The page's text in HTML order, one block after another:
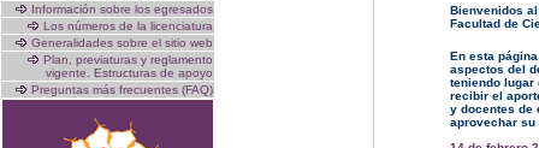
Información sobre los egresados
Los números de la licenciatura
Generalidades sobre el sitio web
Plan, previaturas y reglamento
vigente. Estructuras de apoyo
Preguntas más frecuentes (FAQ)
Bienvenidos
Facultad de
En esta
aspectos del
teniendo lugar
recibir el
y docentes de
aprovechar su